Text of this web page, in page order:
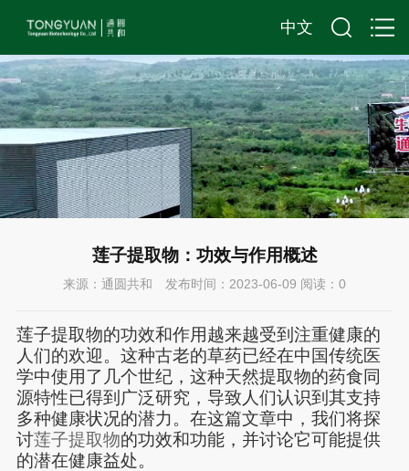
中文
莲子提取物：功效与作用概述
来源：通圆共和 发布时间：2023-06-09 阅读： 0
莲子提取物的功效和作用越来越受到注重健康的
人们的欢迎。这种古老的草药已经在中国传统医
学中使用了几个世纪， 这种天然提取物的药食同
源特性已得到广泛研究，导致人们认识到其支持
多种健康状况的潜力。在这篇文章中，我们将探
讨莲子提取物的功效和功能，并讨论它可能提供
的潜在健康益处。